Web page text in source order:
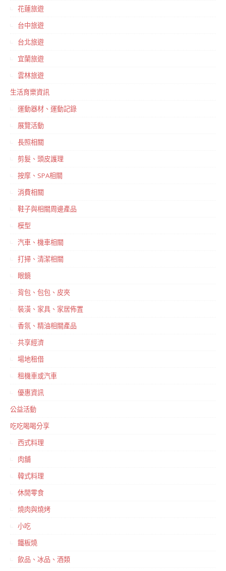
花蓮旅遊
台中旅遊
台北旅遊
宜蘭旅遊
雲林旅遊
生活育樂資訊
運動器材、運動記錄
展覽活動
長照相關
剪髮、頭皮護理
按摩、SPA相關
消費相關
鞋子與相關周邊產品
模型
汽車、機車相關
打掃、清潔相關
眼鏡
背包、包包、皮夾
裝潢、家具、家居佈置
香氛、精油相關產品
共享經濟
場地租借
租機車或汽車
優惠資訊
公益活動
吃吃喝喝分享
西式料理
肉舖
韓式料理
休閒零食
燒肉與燒烤
小吃
鐵板燒
飲品、冰品、酒類